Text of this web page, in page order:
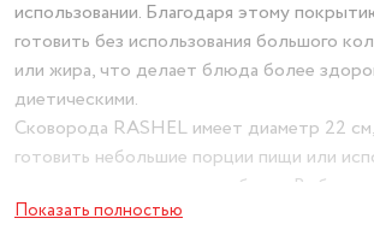
использовании. Благодаря этому
готовить без использования большого
или жира, что делает блюда более
диетическими.
Сковорода RASHEL имеет диаметр 22
готовить небольшие порции пищи или
приготовления различных блюд. Выбирая
RASHEL, вы получаете качественный и
Показать полностью